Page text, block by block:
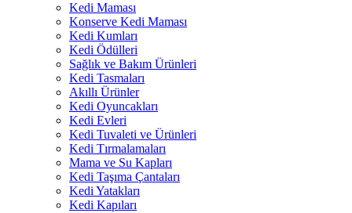
Kedi Maması
Konserve Kedi Maması
Kedi Kumları
Kedi Ödülleri
Sağlık ve Bakım Ürünleri
Kedi Tasmaları
Akıllı Ürünler
Kedi Oyuncakları
Kedi Evleri
Kedi Tuvaleti ve Ürünleri
Kedi Tırmalamaları
Mama ve Su Kapları
Kedi Taşıma Çantaları
Kedi Yatakları
Kedi Kapıları